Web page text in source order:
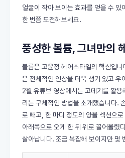
얼굴이 작아 보이는 효과를 얻을 수 있
한 번쯤 도전해보세요.
풍성한 볼륨, 그녀만의
볼륨은 고윤정 헤어스타일의 핵심입
은 전체적인 인상을 더욱 생기 있고
2월 유튜브 영상에서는 고데기를 활
리는 구체적인 방법을 소개했습니다.
로 빼고, 한 마디 정도의 양을 섹션으
아래쪽으로 오게 한 뒤 위로 끌어올렸
살아납니다. 조금 복잡해 보이지만 몇